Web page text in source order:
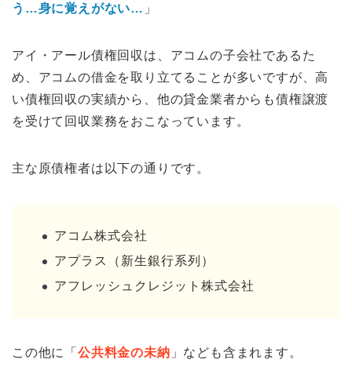
う…身に覚えがない… 」
アイ・アール債権回収は、アコムの子会社であるた
め、アコムの借金を取り立てることが多いですが、高
い債権回収の実績から、他の貸金業者からも債権譲渡
を受けて回収業務をおこなっています。
主な原債権者は以下の通りです。
アコム株式会社
アプラス（新生銀行系列）
アフレッシュクレジット株式会社
この他に「 公共料金の未納 」なども含まれます。